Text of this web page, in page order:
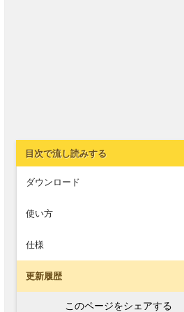
目次で流し読みする
ダウンロード
使い方
仕様
更新履歴
このページをシェアする